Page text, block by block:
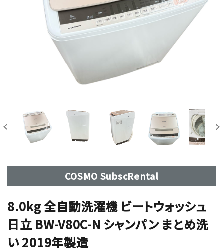
COSMO SubscRental
8.0kg 全自動洗濯機 ビートウォッシュ
日立 BW-V80C-N シャンパン まとめ洗
い 2019年製造